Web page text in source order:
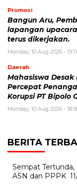
Promosi
Bangun Aru,
lapangan
terus dikerjakan.
Monday, 10 Aug 2026 -
Daerah
Mahasiswa Desak
Percepat
Korupsi PT Bipolo
Monday, 10 Aug 2026 -
BERITA
Sempat Tertunda,
ASN dan PPPK